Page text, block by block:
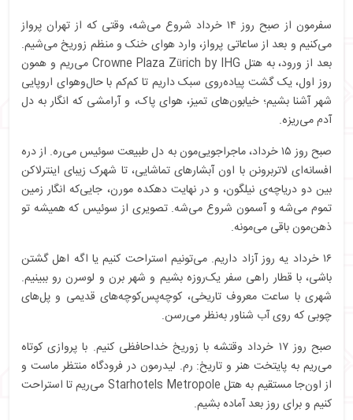
سفرمون از صبح روز ۱۴ خرداد شروع می‌شه، وقتی که از تهران پرواز
می‌کنیم و بعد از ساعاتی پرواز، وارد هوای خنک و منظم زوریخ می‌شیم.
بعد از ورود، به هتل Crowne Plaza Zürich by IHG می‌ریم و همون
روز اول، یک گشت پیاده‌روی سبک داریم تا کم‌کم با حال‌و‌هوای اروپایی
شهر آشنا بشیم؛ خیابون‌های تمیز، هوای پاک، و آرامشی که انگار به دل
آدم می‌ریزه.
صبح روز ۱۵ خرداد، ماجراجویی‌مون به دل طبیعت سوئیس می‌ره. از دره
افسانه‌ای لاتربرونن با اون آبشارهای تماشایی، تا شهرک زیبای اینترلاکن
بین دو دریاچه‌ی نیلگون، و در نهایت دهکده مورن، جایی‌که انگار زمین
تموم می‌شه و آسمون شروع می‌شه. تصویری از سوئیس که همیشه تو
ذهن‌مون باقی می‌مونه.
۱۶ خرداد یه روز آزاد داریم. می‌تونیم استراحت کنیم یا اگه اهل گشتن
باشی، با قطار راهی سفر یک‌روزه بشیم و شهر برن و لوسرن رو ببینیم.
شهری با ساعت معروف تاریخی، کوچه‌پس‌کوچه‌های قدیمی و پل‌های
چوبی که روی آب شناور به‌نظر می‌رسن.
صبح روز ۱۷ خرداد وقتشه با زوریخ خداحافظی کنیم. با پروازی کوتاه
می‌ریم به پایتخت هنر و تاریخ: رم. لیدرمون در فرودگاه منتظر ماست و
از اون‌جا مستقیم به هتل Starhotels Metropole می‌ریم تا استراحت
کنیم و برای روز بعد آماده بشیم.